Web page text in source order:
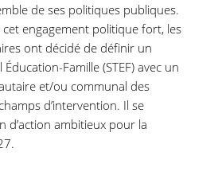
de ses politiques publiques.
engagement politique fort, les
ont décidé de définir un
Famille (STEF) avec un
et/ou communal des
d’intervention. Il se
d’action ambitieux pour la